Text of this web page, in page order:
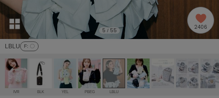
リー (633)
ョン雑貨 (856)
/ランジェリー (127)
ェア (121)
Ame no chi Hare
アメノチハレ
AMOMMA
アモマ
ánuans
アニュアンス
LBLU F: 〇
5 / 55 2406
IVR BLK YEL PBEG LBLU